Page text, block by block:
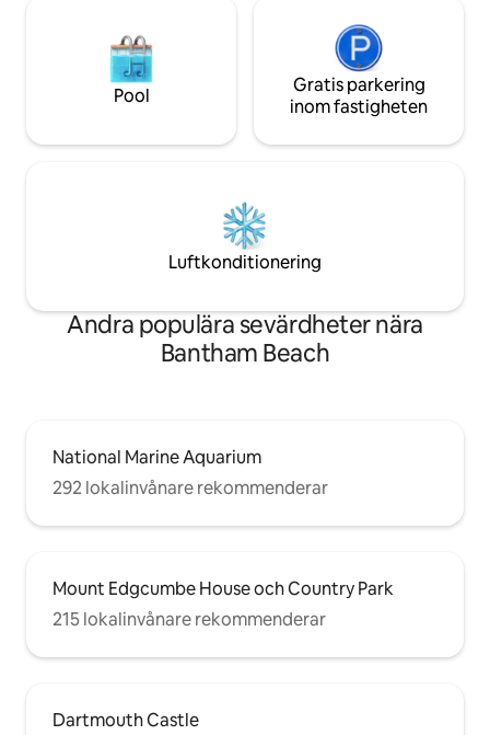
Pool
Gratis parkering
inom fastigheten
Luftkonditionering
Andra populära sevärdheter nära
Bantham Beach
National Marine Aquarium
292 lokalinvånare rekommenderar
Mount Edgcumbe House och Country Park
215 lokalinvånare rekommenderar
Dartmouth Castle